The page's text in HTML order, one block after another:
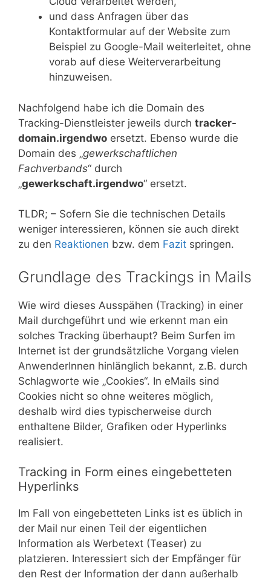
und dass Anfragen über das
Kontaktformular auf der Website zum
Beispiel zu Google-Mail weiterleitet, ohne
vorab auf diese Weiterverarbeitung
hinzuweisen.
Nachfolgend habe ich die Domain des
Tracking-Dienstleister jeweils durch tracker-
domain.irgendwo ersetzt. Ebenso wurde die
Domain des „gewerkschaftlichen
Fachverbands“ durch
„gewerkschaft.irgendwo“ ersetzt.
TLDR; – Sofern Sie die technischen Details
weniger interessieren, können sie auch direkt
zu den Reaktionen bzw. dem Fazit springen.
Grundlage des Trackings in Mails
Wie wird dieses Ausspähen (Tracking) in einer
Mail durchgeführt und wie erkennt man ein
solches Tracking überhaupt? Beim Surfen im
Internet ist der grundsätzliche Vorgang vielen
AnwenderInnen hinlänglich bekannt, z.B. durch
Schlagworte wie „Cookies“. In eMails sind
Cookies nicht so ohne weiteres möglich,
deshalb wird dies typischerweise durch
enthaltene Bilder, Grafiken oder Hyperlinks
realisiert.
Tracking in Form eines eingebetteten
Hyperlinks
Im Fall von eingebetteten Links ist es üblich in
der Mail nur einen Teil der eigentlichen
Information als Werbetext (Teaser) zu
platzieren. Interessiert sich der Empfänger für
den Rest der Information der dann außerhalb